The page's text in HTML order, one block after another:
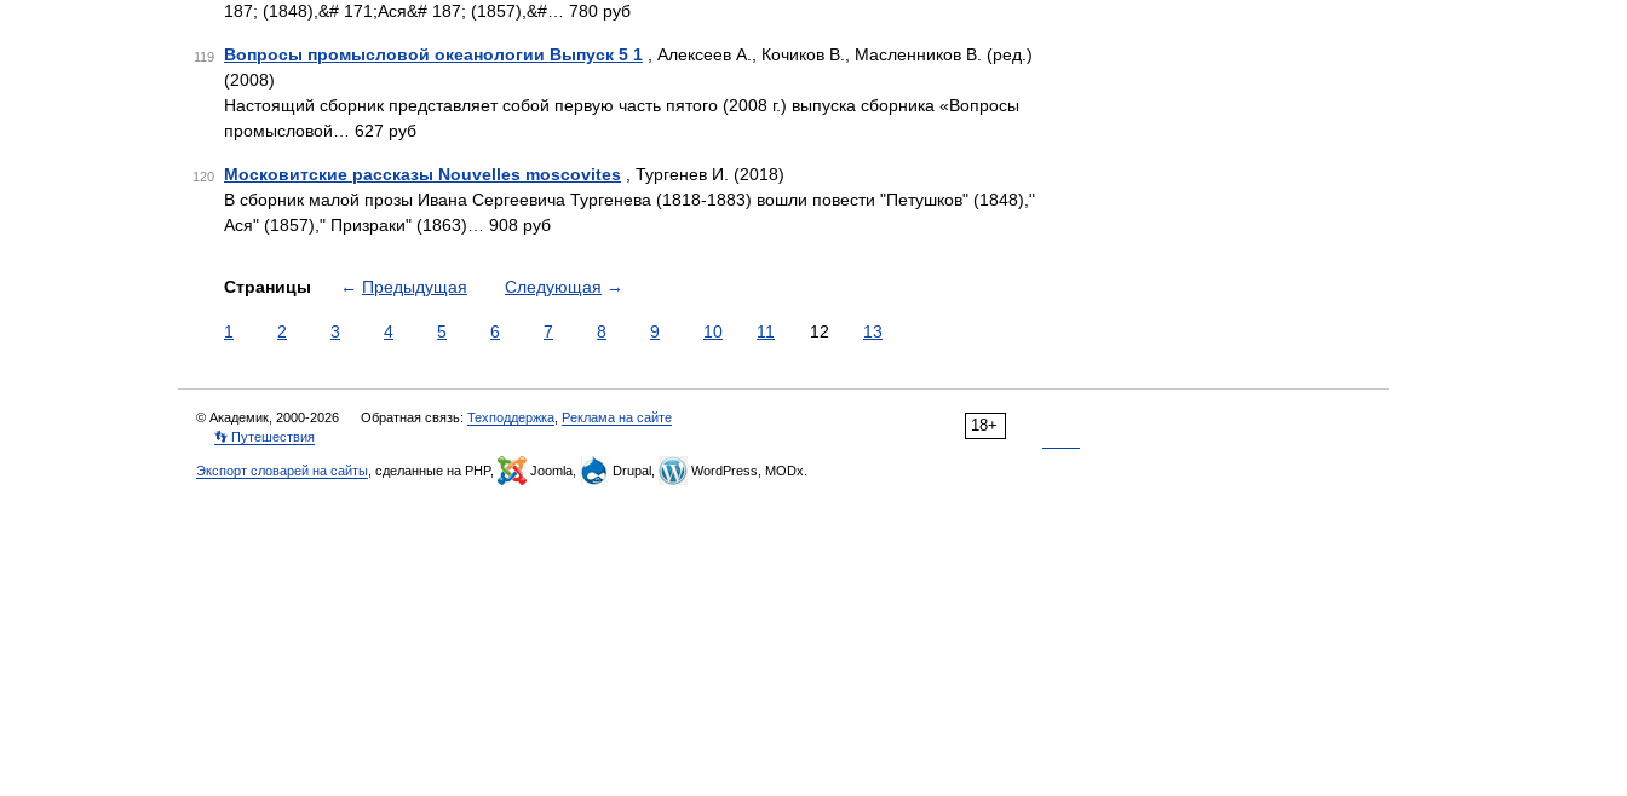
187; (1848),&# 171;Ася&# 187; (1857),&#… 780 руб
119 Вопросы промысловой океанологии Выпуск 5 1 , Алексеев А., Кочиков В., Масленников В. (ред.)
(2008)
Настоящий сборник представляет собой первую часть пятого (2008 г.) выпуска сборника «Вопросы
промысловой… 627 руб
120 Московитские рассказы Nouvelles moscovites , Тургенев И. (2018)
В сборник малой прозы Ивана Сергеевича Тургенева (1818-1883) вошли повести "Петушков" (1848),"
Ася" (1857)," Призраки" (1863)… 908 руб
Страницы ← Предыдущая Следующая →
1 2 3 4 5 6 7 8 9 10 11 12 13
18+
© Академик, 2000-2026 Обратная связь: Техподдержка Реклама на сайте
👣 Путешествия
Экспорт словарей на сайты , сделанные на PHP, Joomla, Drupal, WordPress, MODx.